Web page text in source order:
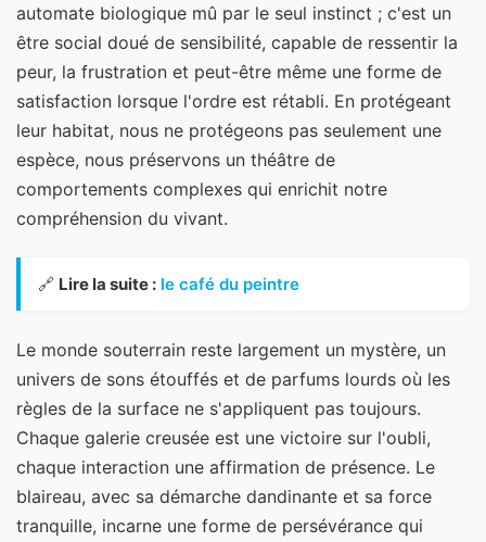
automate biologique mû par le seul instinct ; c'est un
être social doué de sensibilité, capable de ressentir la
peur, la frustration et peut-être même une forme de
satisfaction lorsque l'ordre est rétabli. En protégeant
leur habitat, nous ne protégeons pas seulement une
espèce, nous préservons un théâtre de
comportements complexes qui enrichit notre
compréhension du vivant.
🔗 Lire la suite : le café du peintre
Le monde souterrain reste largement un mystère, un
univers de sons étouffés et de parfums lourds où les
règles de la surface ne s'appliquent pas toujours.
Chaque galerie creusée est une victoire sur l'oubli,
chaque interaction une affirmation de présence. Le
blaireau, avec sa démarche dandinante et sa force
tranquille, incarne une forme de persévérance qui